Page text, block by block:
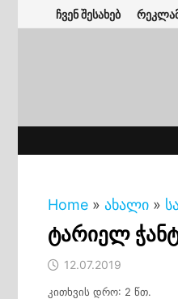
to
ჩვენ შესახებ
Home » ახალი »
ტარიელ
12.07.2019
კითხვის დრო: 2 წთ.